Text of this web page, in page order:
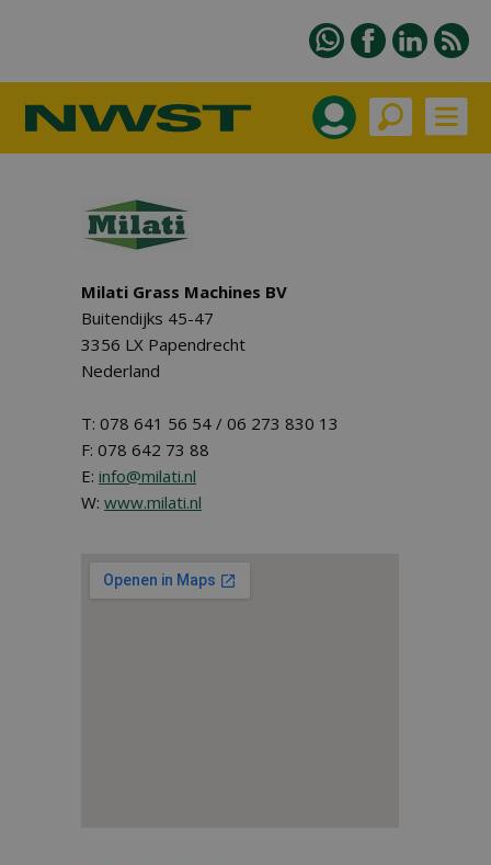
Milati Grass Machines BV
Buitendijks 45-47
3356 LX Papendrecht
Nederland
T: 078 641 56 54 / 06 273 830 13
F: 078 642 73 88
E: info@milati.nl
W: www.milati.nl